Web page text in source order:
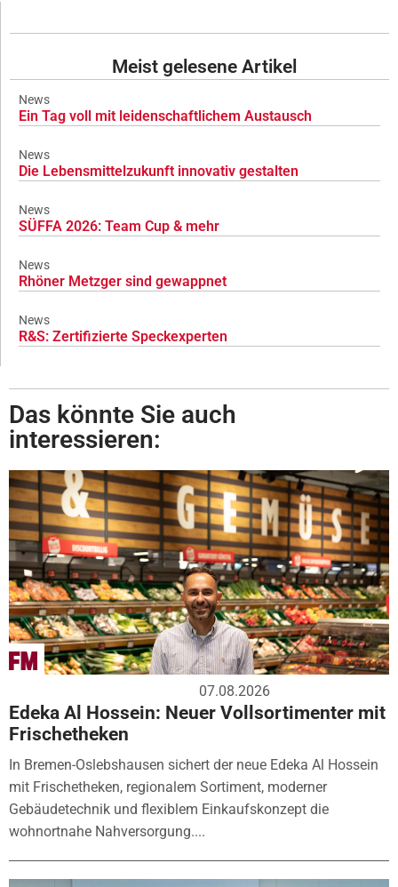
Meist gelesene Artikel
News
Ein Tag voll mit leidenschaftlichem Austausch
News
Die Lebensmittelzukunft innovativ gestalten
News
SÜFFA 2026: Team Cup & mehr
News
Rhöner Metzger sind gewappnet
News
R&S: Zertifizierte Speckexperten
Das könnte Sie auch
interessieren:
07.08.2026
Edeka Al Hossein: Neuer Vollsortimenter mit
Frischetheken
In Bremen-Oslebshausen sichert der neue Edeka Al Hossein
mit Frischetheken, regionalem Sortiment, moderner
Gebäudetechnik und flexiblem Einkaufskonzept die
wohnortnahe Nahversorgung....